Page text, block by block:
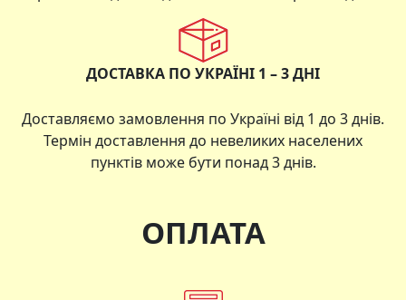
ДОСТАВКА ПО УКРАЇНІ 1 – 3 ДНІ
Доставляємо замовлення по Україні від 1 до 3 днів.
Термін доставлення до невеликих населених
пунктів може бути понад 3 днів.
ОПЛАТА